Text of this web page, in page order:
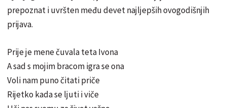
prepoznat i uvršten među devet najljepših ovogodišnjih
prijava.
Prije je mene čuvala teta Ivona
A sad s mojim bracom igra se ona
Voli nam puno čitati priče
Rijetko kada se ljuti i viče